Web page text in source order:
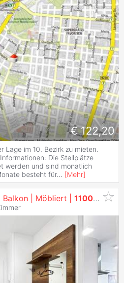
€ 122,20
Lage im 10. Bezirk zu mieten.
Die Stellplätze
werden und sind monatlich
besteht für... [Mehr]
| Möbliert | 1100 Wien